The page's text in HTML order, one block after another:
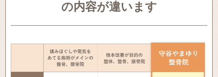
の内容が違います